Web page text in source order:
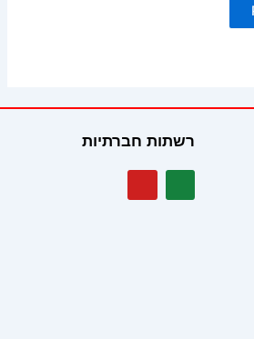
רשתות חברתיות
W